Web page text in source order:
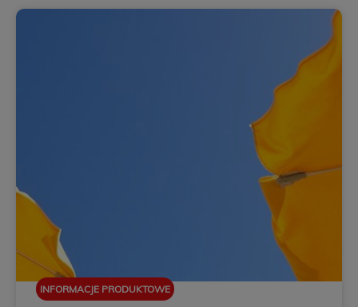
INFORMACJE PRODUKTOWE